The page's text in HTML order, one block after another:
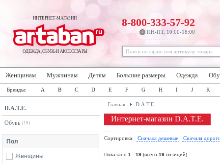
ИНТЕРНЕТ-МАГАЗИН
ОДЕЖДА, ОБУВЬ И АКСЕССУАРЫ
8-800-333-57-92
ПН-ПТ, 10:00-18:00
Женщинам Мужчинам Детям Большие размеры Одежда
Бренды: A B C D E F G H I J K
D.A.T.E.
Обувь (19)
Пол
Женщины
Главная D.A.T.E.
Интернет-магазин D.A.T.E.
Сортировка: Сначала дешевые Сначала
Показано 1 - 19 (всего 19 позиций)